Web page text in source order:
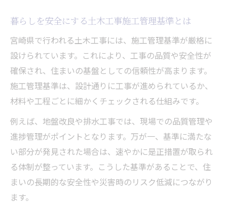
暮らしを安全にする土木工事施工管理基準とは
宮崎県で行われる土木工事には、施工管理基準が厳格に
設けられています。これにより、工事の品質や安全性が
確保され、住まいの基盤としての信頼性が高まります。
施工管理基準は、設計通りに工事が進められているか、
材料や工程ごとに細かくチェックされる仕組みです。
例えば、地盤改良や排水工事では、現場での品質管理や
進捗管理がポイントとなります。万が一、基準に満たな
い部分が発見された場合は、速やかに是正措置が取られ
る体制が整っています。こうした基準があることで、住
まいの長期的な安全性や災害時のリスク低減につながり
ます。